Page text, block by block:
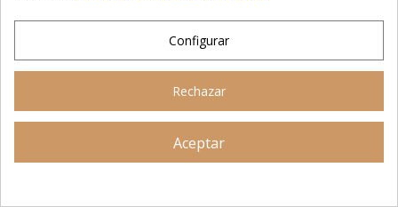
¿Se puede prevenir la
alergia al pollo en
perros?
Asesoramiento personalizado
Configurar
Rechazar
Aceptar